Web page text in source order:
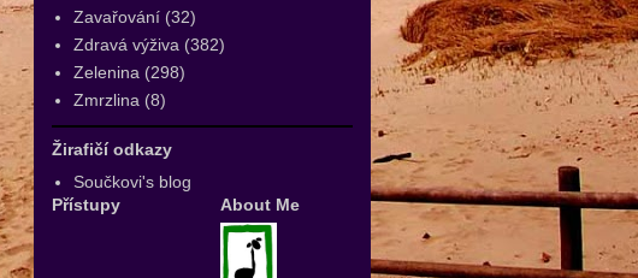
Zavařování (32)
Zdravá výživa (382)
Zelenina (298)
Zmrzlina (8)
Žirafičí odkazy
Součkovi's blog
Přístupy
About Me